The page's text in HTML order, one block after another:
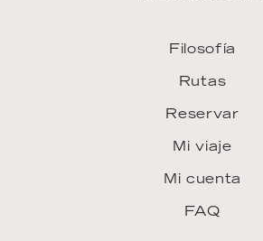
Filosofía
Rutas
Reservar
Mi viaje
Mi cuenta
FAQ